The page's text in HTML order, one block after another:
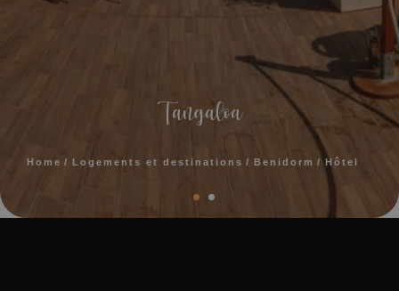
Tangaloa
Home Logements et destinations Benidorm Hôtel